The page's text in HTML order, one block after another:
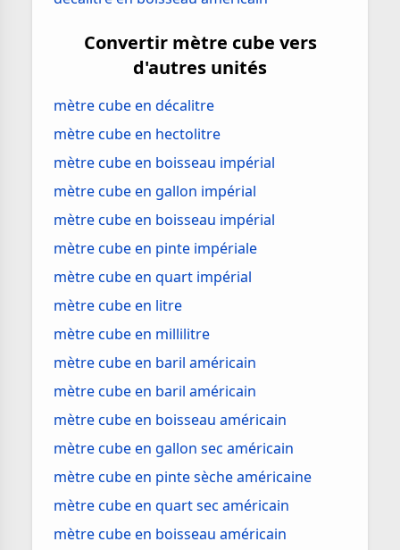
Convertir mètre cube vers
d'autres unités
mètre cube en décalitre
mètre cube en hectolitre
mètre cube en boisseau impérial
mètre cube en gallon impérial
mètre cube en boisseau impérial
mètre cube en pinte impériale
mètre cube en quart impérial
mètre cube en litre
mètre cube en millilitre
mètre cube en baril américain
mètre cube en baril américain
mètre cube en boisseau américain
mètre cube en gallon sec américain
mètre cube en pinte sèche américaine
mètre cube en quart sec américain
mètre cube en boisseau américain